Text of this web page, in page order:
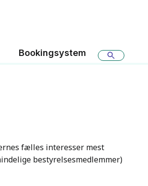
Bookingsystem
fælles interesser mest
bestyrelsesmedlemmer)